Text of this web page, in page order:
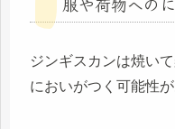
ジンギスカンは焼い
においがつく可能性が